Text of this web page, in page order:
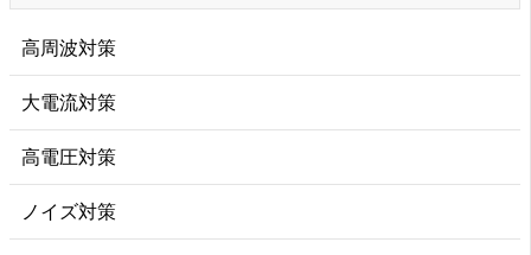
高周波対策
大電流対策
高電圧対策
ノイズ対策